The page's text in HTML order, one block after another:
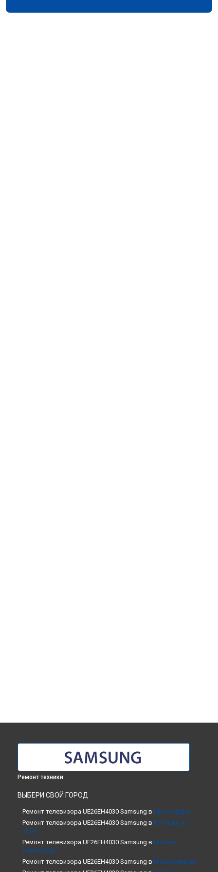
Ремонт техники
ВЫБЕРИ СВОЙ ГОРОД
Ремонт телевизора UE26EH4030 Samsung в Краснодаре
Ремонт телевизора UE26EH4030 Samsung в Ростове-на-
Дону
Ремонт телевизора UE26EH4030 Samsung в Нижнем
Новгороде
Ремонт телевизора UE26EH4030 Samsung в Новосибирске